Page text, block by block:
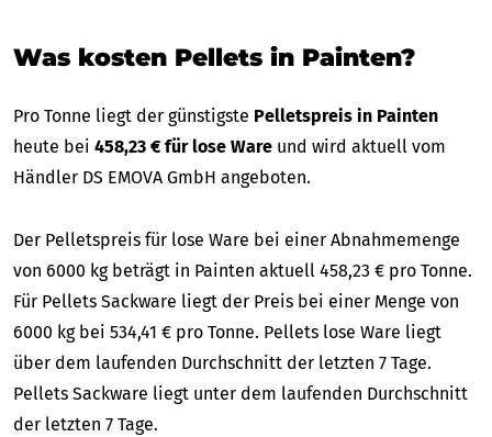
Was kosten Pellets in Painten?
Pro Tonne liegt der günstigste Pelletspreis in Painten
heute bei 458,23 € für lose Ware und wird aktuell vom
Händler DS EMOVA GmbH angeboten.
Der Pelletspreis für lose Ware bei einer Abnahmemenge
von 6000 kg beträgt in Painten aktuell 458,23 € pro Tonne.
Für Pellets Sackware liegt der Preis bei einer Menge von
6000 kg bei 534,41 € pro Tonne. Pellets lose Ware liegt
über dem laufenden Durchschnitt der letzten 7 Tage.
Pellets Sackware liegt unter dem laufenden Durchschnitt
der letzten 7 Tage.